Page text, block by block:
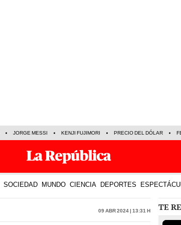
JORGE MESSI KENJI FUJIMORI PRECIO DEL DÓLAR
SOCIEDAD MUNDO CIENCIA DEPORTES
09 Abr 2024 | 13:31 h TE